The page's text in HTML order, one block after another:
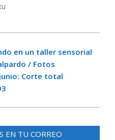
en un taller sensorial
/ Fotos
Corte total
EN TU CORREO